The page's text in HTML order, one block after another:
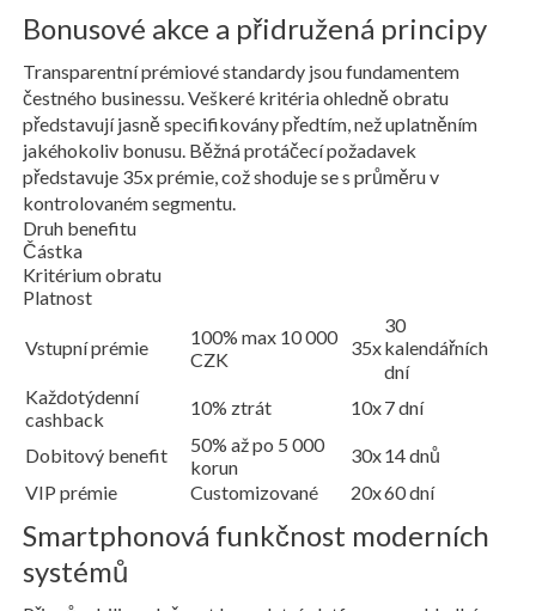
Bonusové akce a přidružená principy
Transparentní prémiové standardy jsou fundamentem
čestného businessu. Veškeré kritéria ohledně obratu
představují jasně specifikovány předtím, než uplatněním
jakéhokoliv bonusu. Běžná protáčecí požadavek
představuje 35x prémie, což shoduje se s průměru v
kontrolovaném segmentu.
Druh benefitu
Částka
Kritérium obratu
Platnost
Vstupní prémie
100% max 10 000
CZK
35x
30
kalendářních
dní
Každotýdenní
cashback
10% ztrát 10x7 dní
Dobitový benefit
50% až po 5 000
korun
30x14 dnů
VIP prémie
Customizované 20x60 dní
Smartphonová funkčnost moderních
systémů